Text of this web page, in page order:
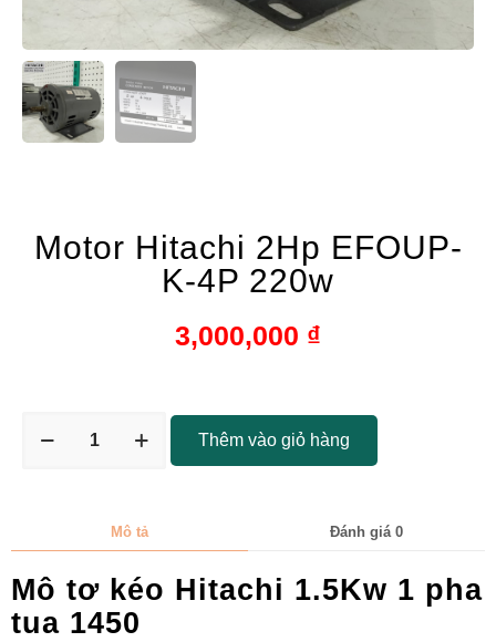
Motor Hitachi 2Hp EFOUP-
K-4P 220w
3,000,000 ₫
Thêm vào giỏ hàng
Mô tả Đánh giá 0
Mô tơ kéo Hitachi 1.5Kw 1 pha
tua 1450